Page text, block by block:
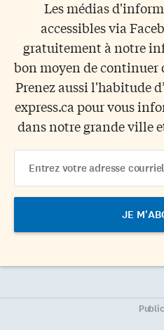
Les médias
accessibles via
gratuitement à notre
bon moyen de continuer
Prenez aussi l'habitude
express.ca pour vous
dans notre grande ville
Address